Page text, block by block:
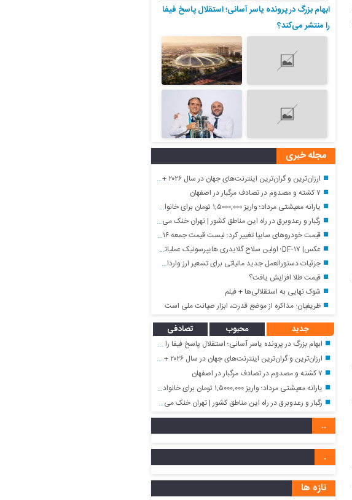
ابهام بزرگ در پرونده یاسر آسانی؛ استقلال پاسخ فیفا
را منتشر می‌کند؟
مجله خبری
ارزان‌ترین و گران‌ترین اینترنت‌های جهان در سال ۲۰۲۶ + جایگاه باونکردنی ایران و اینفوگرافی
۷ کشته و مصدوم در تصادف مرگبار در اصفهان
یارانه معیشتی مرداد؛ واریز ۱,۵۰۰۰,۰۰۰ تومان برای خانواده با ۳ بچه دهک ۹
رگبار و رعدوبرق در راه این مناطق کشور | تهران خنک می‌شود
قیمت خودروهای سایپا تغییر کرد؛ لیست قیمت جمعه ۱۶ مرداد منتشر شد
عکس| DF-۱۷؛ اولین سلاح گلایدری هایپرسونیک عملیاتی جهان با برد ۲,۵۰۰ کیلومتر ساخت چین
جزئیات دستورالعمل جدید مالیاتی برای تسعیر ارز واردات بدون انتقال ارز
قیمت طلا افزایش یافت؟
شوک نهایی به استقلالی‌ها + فیلم
ظریفیان: مذاکره از موضع قدرت، ابزار صیانت ملی است
جدید محبوب تصادفی
ابهام بزرگ در پرونده یاسر آسانی؛ استقلال پاسخ فیفا را منتشر می‌کند؟
ارزان‌ترین و گران‌ترین اینترنت‌های جهان در سال ۲۰۲۶ + جایگاه باونکردنی ایران و اینفوگرافی
۷ کشته و مصدوم در تصادف مرگبار در اصفهان
یارانه معیشتی مرداد؛ واریز ۱,۵۰۰۰,۰۰۰ تومان برای خانواده با ۳ بچه دهک ۹
رگبار و رعدوبرق در راه این مناطق کشور | تهران خنک می‌شود
..
.
تازه ها